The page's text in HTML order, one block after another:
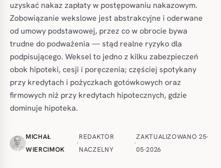
uzyskać nakaz zapłaty w postępowaniu nakazowym.
Zobowiązanie wekslowe jest abstrakcyjne i oderwane
od umowy podstawowej, przez co w obrocie bywa
trudne do podważenia — stąd realne ryzyko dla
podpisującego. Weksel to jedno z kilku zabezpieczeń
obok hipoteki, cesji i poręczenia; częściej spotykany
przy kredytach i pożyczkach gotówkowych oraz
firmowych niż przy kredytach hipotecznych, gdzie
dominuje hipoteka.
MICHAŁ
WIERCIMOK
·
REDAKTOR
NACZELNY
·
ZAKTUALIZOWANO 25-
05-2026